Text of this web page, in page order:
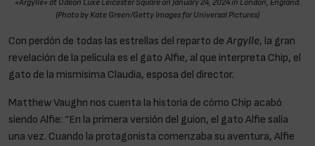
«Argylle» at Odeon Luxe Leicester Square on January 24, 2024 in London, England.
(Photo by Kate Green/Getty Images for Universal Pictures)
Con perdón de todas las estrellas del reparto de Argylle, la gran
revelación de la película es el gato Alfie, al que interpreta Chip, el
gato de la mismísima Claudia, esposa del director.
Matthew Vaughn nos cuenta la historia de cómo Chip acabó
siendo Alfie: “En la primera versión del guion, el gato Alfie salía
una vez. Cuando la protagonista comenzaba su aventura, Alfie